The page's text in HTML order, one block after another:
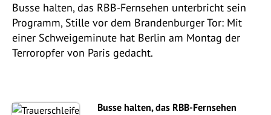
Busse halten, das RBB-Fernsehen unterbricht sein
Programm, Stille vor dem Brandenburger Tor: Mit
einer Schweigeminute hat Berlin am Montag der
Terroropfer von Paris gedacht.
Busse halten, das RBB-Fernsehen